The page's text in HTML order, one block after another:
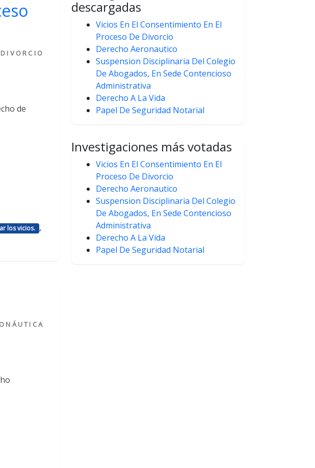
DIVORCIO
de
los vicios. ,
descargadas
Vicios En El Consentimiento En El
Proceso De Divorcio
Derecho Aeronautico
Suspension Disciplinaria Del Colegio
De Abogados, En Sede Contencioso
Administrativa
Derecho A La Vida
Papel De Seguridad Notarial
Investigaciones más votadas
Vicios En El Consentimiento En El
Proceso De Divorcio
Derecho Aeronautico
Suspension Disciplinaria Del Colegio
De Abogados, En Sede Contencioso
Administrativa
Derecho A La Vida
Papel De Seguridad Notarial